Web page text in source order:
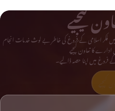
کیجیے
میں فکر اسلامی کے فروغ کی خاطر بے لوث خدمات انجام
کا تعاون کیجیے
فروغ میں اپنا حصہ ڈالیے۔